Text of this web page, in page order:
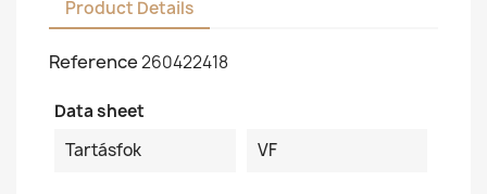
Product Details
Reference260422418
Data sheet
Tartásfok
VF